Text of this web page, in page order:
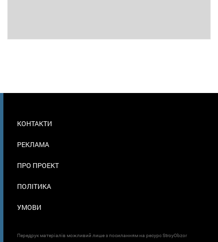
В
КОНТАКТИ
РЕКЛАМА
ПРО ПРОЕКТ
ПОЛІТИКА
УМОВИ
Передрук матеріалів можливий лише з посиланням на ресурс StroyObzor